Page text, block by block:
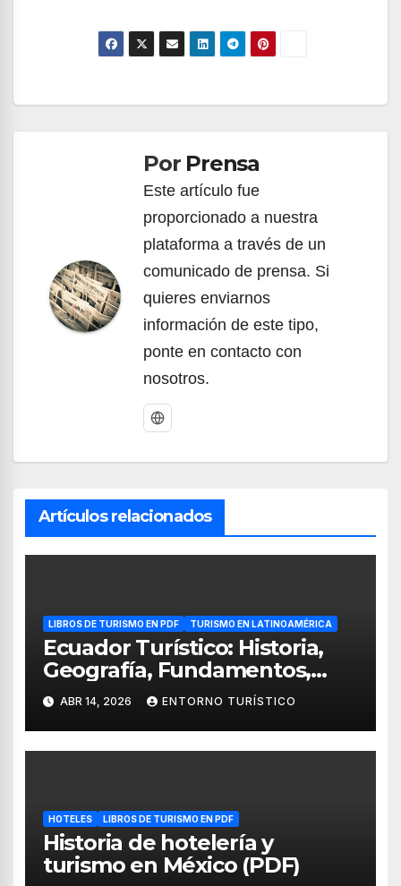
Navegación
entradasPor Prensa
Este artículo fue
proporcionado a nuestra
plataforma a través de un
comunicado de prensa. Si
quieres enviarnos
información de este tipo,
ponte en contacto con
nosotros.
Artículos relacionados
LIBROS DE TURISMO EN PDF TURISMO EN LATINOAMÉRICA
Ecuador Turístico: Historia,
Geografía, Fundamentos,
Guianza e Interpretación
ABR 14, 2026 ENTORNO TURÍSTICO
HOTELES LIBROS DE TURISMO EN PDF
Historia de hotelería y
turismo en México (PDF)